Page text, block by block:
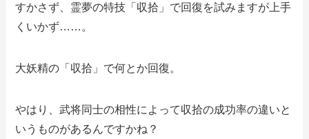
すかさず、霊夢の特技「収拾」で回復を試みますが上手
くいかず……。
大妖精の「収拾」で何とか回復。
やはり、武将同士の相性によって収拾の成功率の違いと
いうものがあるんですかね？